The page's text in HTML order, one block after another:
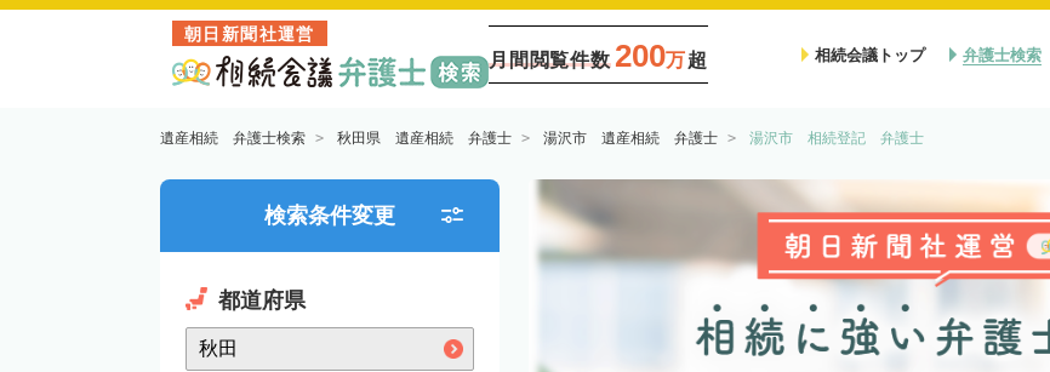
朝日新聞社運営
月間閲覧件数 200万超 相続会議トップ 弁護士検索
遺産相続 弁護士検索 秋田県 遺産相続 弁護士 湯沢市 遺産相続 弁護士 湯沢市 相続登記 弁護士
検索条件変更
都道府県